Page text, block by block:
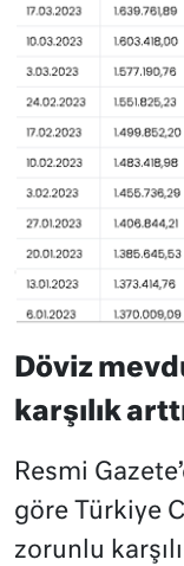
Döviz
karşılık
Resmi
göre Türkiye
zorunlu